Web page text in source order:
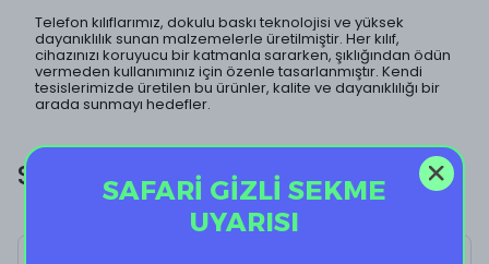
Telefon kılıflarımız, dokulu baskı teknolojisi ve yüksek
dayanıklılık sunan malzemelerle üretilmiştir. Her kılıf,
cihazınızı koruyucu bir katmanla sararken, şıklığından ödün
vermeden kullanımınız için özenle tasarlanmıştır. Kendi
tesislerimizde üretilen bu ürünler, kalite ve dayanıklılığı bir
arada sunmayı hedefler.
Size Özel Ekstra İndirim!
SAFARİ GİZLİ SEKME
UYARISI